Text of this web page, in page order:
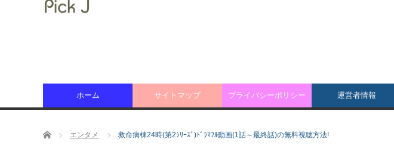
ホーム サイトマップ プライバシーポリシー 運営者情報
ホーム エンタメ 救命病棟24時(第2ｼﾘｰｽﾞ)ﾄﾞﾗﾏﾌﾙ動画(1話～最終話)の無料視聴方法!